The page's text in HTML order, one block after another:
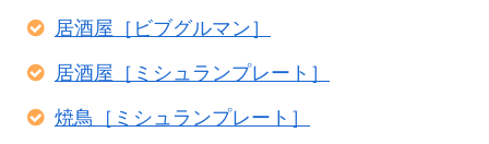
居酒屋［ビブグルマン］
居酒屋［ミシュランプレート］
焼鳥［ミシュランプレート］